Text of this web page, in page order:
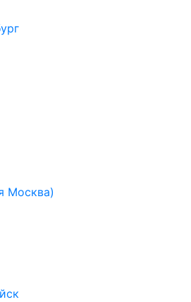
Москва)